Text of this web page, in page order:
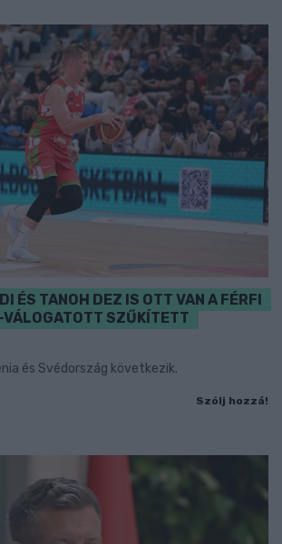
ÉS TANOH DEZ IS OTT VAN A FÉRFI
SZŰKÍTETT
és Svédország következik.
Szólj hozzá!